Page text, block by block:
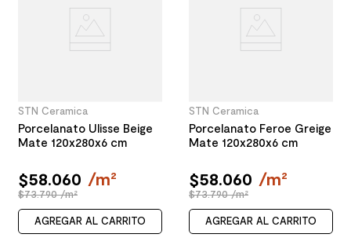
STN Ceramica
Porcelanato Ulisse Beige
Mate 120x280x6 cm
$58.060 /m²
$73.790 /m²
AGREGAR AL CARRITO
STN Ceramica
Porcelanato Feroe Greige
Mate 120x280x6 cm
$58.060 /m²
$73.790 /m²
AGREGAR AL CARRITO